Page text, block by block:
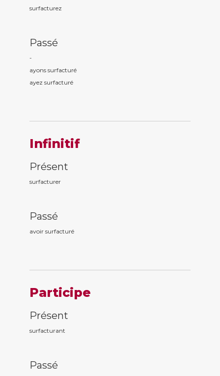
surfacturez
Passé
-
ayons surfacturé
ayez surfacturé
Infinitif
Présent
surfacturer
Passé
avoir surfacturé
Participe
Présent
surfacturant
Passé